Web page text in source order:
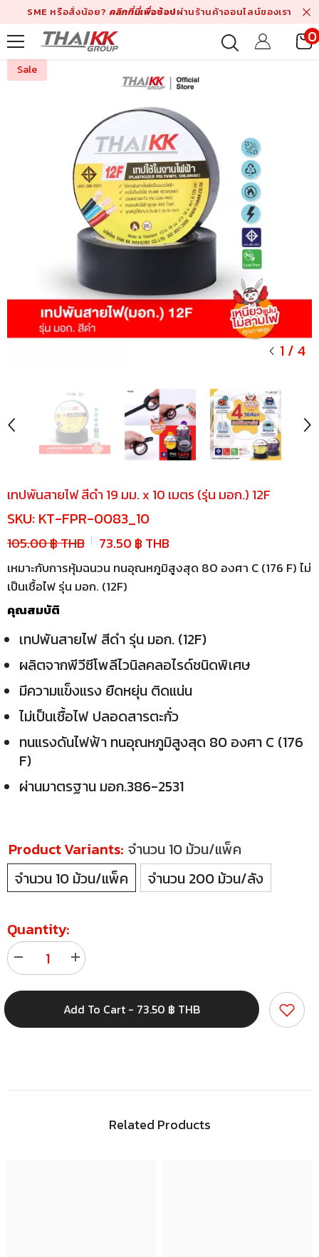
Skip To Content
SME หรือสั่งน้อย? คลิกที่นี่เพื่อช้อปผ่านร้านค้าออนไลน์ของเรา
0
Sale
1 / 4
เทปพันสายไฟ สีดำ 19 มม. x 10 เมตร (รุ่น มอก.) 12F
SKU: KT-FPR-0083_10
105.00 ฿ THB 73.50 ฿ THB
เหมาะกับการหุ้มฉนวน ทนอุณหภูมิสูงสุด 80 องศา C (176 F) ไม่
เป็นเชื้อไฟ รุ่น มอก. (12F)
คุณสมบัติ
เทปพันสายไฟ สีดำ รุ่น มอก. (12F)
ผลิตจากพีวีซีโพลีไวนิลคลอไรด์ชนิดพิเศษ
มีความแข็งแรง ยืดหยุ่น ติดแน่น
ไม่เป็นเชื้อไฟ ปลอดสารตะกั่ว
ทนแรงดันไฟฟ้า ทนอุณหภูมิสูงสุด 80 องศา C (176
F)
ผ่านมาตรฐาน มอก.386-2531
Product Variants: จำนวน 10 ม้วน/แพ็ค
จำนวน 10 ม้วน/แพ็ค
จำนวน 200 ม้วน/ลัง
Quantity:
Decrease
quantity
for
Increase
quantity
for
เทป
Add To Cart - 73.50 ฿ THB
Related Products